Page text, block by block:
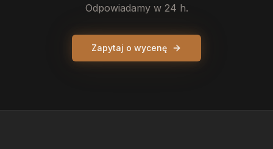
Odpowiadamy w 24 h.
Zapytaj o wycenę